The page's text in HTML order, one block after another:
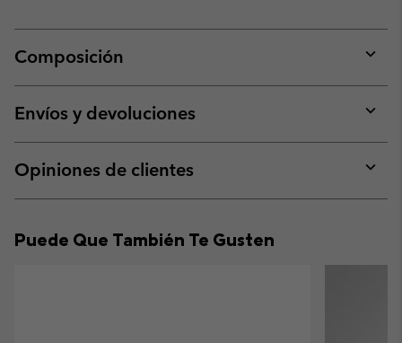
Composición
or
Envíos y devoluciones
or
Opiniones de clientes
or
Puede Que También Te Gusten